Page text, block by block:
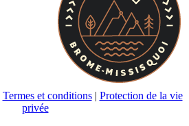
Termes et conditions| Protection de la vie
privée